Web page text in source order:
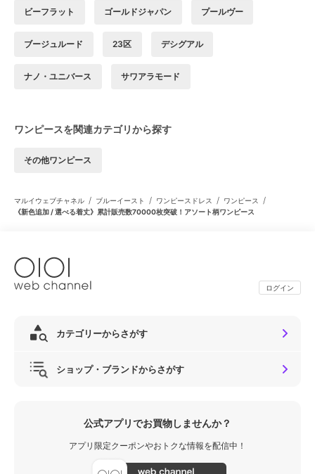
ビーフラット ゴールドジャパン プールヴー
ブージュルード 23区 デシグアル
ナノ・ユニバース サワアラモード
ワンピースを関連カテゴリから探す
その他ワンピース
マルイウェブチャネル / ブルーイースト / ワンピースドレス / ワンピース /
《新色追加 / 選べる着丈》累計販売数70000枚突破！アソート柄ワンピース
ログイン
カテゴリーからさがす
ショップ・ブランドからさがす
公式アプリでお買物しませんか？
アプリ限定クーポンやおトクな情報を配信中！